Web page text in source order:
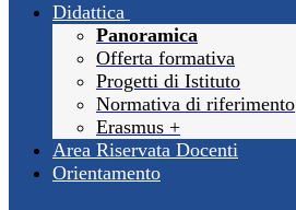
Didattica
Panoramica
Offerta formativa
Progetti di Istituto
Normativa di riferimento
Erasmus +
Area Riservata Docenti
Orientamento